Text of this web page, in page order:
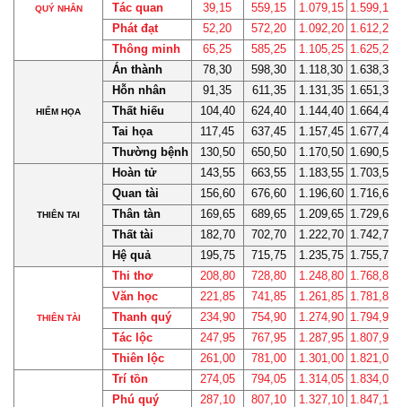
QUÝ NHÂN
Tác quan
Phát đạt
Thông minh
HIỂM HỌA
Án thành
Hỗn nhân
Thất hiếu
Tai họa
Thường bệnh
THIÊN TAI
Hoàn tử
Quan tài
Thân tàn
Thất tài
Hệ quả
THIÊN TÀI
Thi thơ
Văn học
Thanh quý
Tác lộc
Thiên lộc
Trí tồn
Phú quý
39,15
559,15 1.079,15 1.599,15
52,20
572,20 1.092,20 1.612,20
65,25
585,25 1.105,25 1.625,25
78,30
598,30 1.118,30 1.638,30
91,35
611,35 1.131,35 1.651,35
104,40
624,40 1.144,40 1.664,40
117,45
637,45 1.157,45 1.677,45
130,50
650,50 1.170,50 1.690,50
143,55
663,55 1.183,55 1.703,55
156,60
676,60 1.196,60 1.716,60
169,65
689,65 1.209,65 1.729,65
182,70
702,70 1.222,70 1.742,70
195,75
715,75 1.235,75 1.755,75
208,80
728,80 1.248,80 1.768,80
221,85
741,85 1.261,85 1.781,85
234,90
754,90 1.274,90 1.794,90
247,95
767,95 1.287,95 1.807,95
261,00
781,00 1.301,00 1.821,00
274,05
794,05 1.314,05 1.834,05
287,10
807,10 1.327,10 1.847,10